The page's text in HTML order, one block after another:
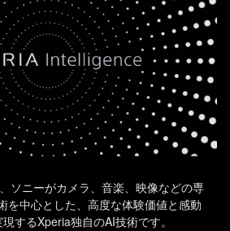
ソニーがカメラ、音楽、映像などの専
中心とした、 高度な体験価値と感動
するXperia独自のAI技術です。